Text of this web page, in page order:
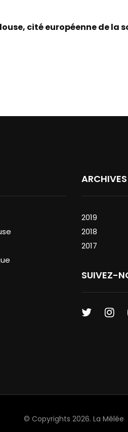
cité européenne de la
ARCHIVES
2019
2018
2017
SUIVEZ-
© Copyrights 2026. La Mêlée